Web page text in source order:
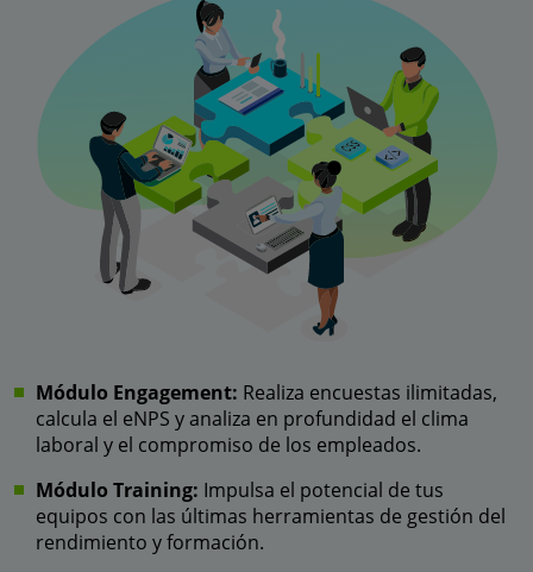
Módulo Engagement: Realiza encuestas ilimitadas,
calcula el eNPS y analiza en profundidad el clima
laboral y el compromiso de los empleados.
Módulo Training: Impulsa el potencial de tus
equipos con las últimas herramientas de gestión del
rendimiento y formación.